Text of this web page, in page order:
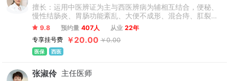
擅长：运用中医辨证为主与西医辨病为辅相互结合，便秘、
慢性结肠炎、胃肠功能紊乱、大便不成形、混合痔、肛裂、
复杂性肛瘘等疾病有着较高的治疗效果。（只接诊18-70周
岁患者，孕妇、产妇不接诊）
9.8 预约量 407人 从业 22年
专享挂号费
￥20.00 ￥0.00
医保 西医
张淑伶 主任医师